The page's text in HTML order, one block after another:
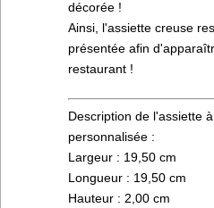
décorée !
Ainsi, l'assiette creuse
présentée afin
restaurant !
Description de l'assiette
personnalisée :
Largeur : 19,50 cm
Longueur : 19,50 cm
Hauteur : 2,00 cm